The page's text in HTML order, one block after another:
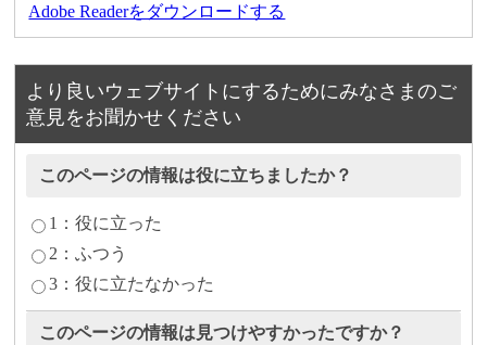
Adobe Readerをダウンロードする
より良いウェブサイトにするためにみなさまのご
意見をお聞かせください
このページの情報は役に立ちましたか？
1：役に立った
2：ふつう
3：役に立たなかった
このページの情報は見つけやすかったですか？